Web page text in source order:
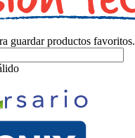
guardar productos favoritos.